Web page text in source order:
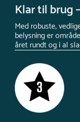
Klar til brug
Med robuste,
belysning er
året rundt og i al